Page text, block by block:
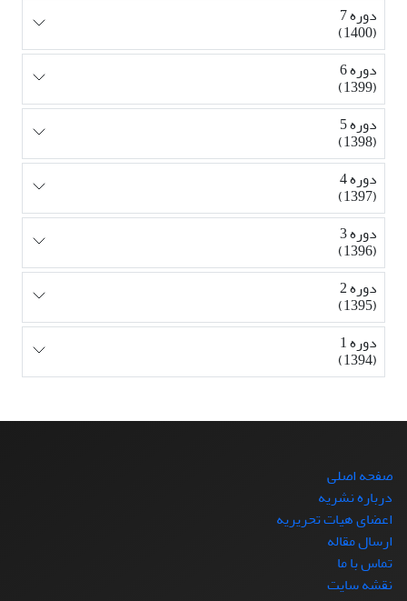
دوره 7
(1400)
دوره 6
(1399)
دوره 5
(1398)
دوره 4
(1397)
دوره 3
(1396)
دوره 2
(1395)
دوره 1
(1394)
صفحه اصلی
درباره نشریه
اعضای هیات تحریریه
ارسال مقاله
تماس با ما
نقشه سایت